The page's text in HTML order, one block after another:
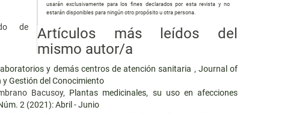
de
usarán exclusivamente para los fines declarados por esta revista y no
estarán disponibles para ningún otro propósito u otra persona.
Artículos más leídos del
mismo autor/a
y demás centros de atención sanitaria , Journal of
Gestión del Conocimiento
Bacusoy, Plantas medicinales, su uso en afecciones
2 (2021): Abril - Junio